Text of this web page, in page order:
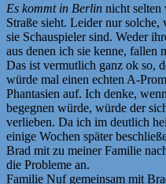
Es kommt in Berlin nicht selten
Straße sieht. Leider nur solche,
sie Schauspieler sind. Weder
aus denen ich sie kenne, fallen
Das ist vermutlich ganz ok so,
würde mal einen echten A-
Phantasien auf. Ich denke,
begegnen würde, würde der
verlieben. Da ich im deutlich
einige Wochen später
Brad mit zu meiner Familie
die Probleme an.
Familie Nuf gemeinsam mit